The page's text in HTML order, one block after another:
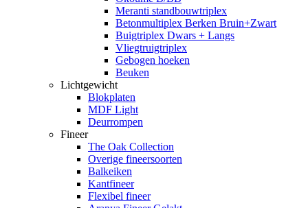
Meranti standbouwtriplex
Betonmultiplex Berken Bruin+Zwart
Buigtriplex Dwars + Langs
Vliegtruigtriplex
Gebogen hoeken
Beuken
Lichtgewicht
Blokplaten
MDF Light
Deurrompen
Fineer
The Oak Collection
Overige fineersoorten
Balkeiken
Kantfineer
Flexibel fineer